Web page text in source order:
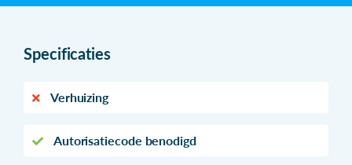
Specificaties
Verhuizing
Autorisatiecode benodigd